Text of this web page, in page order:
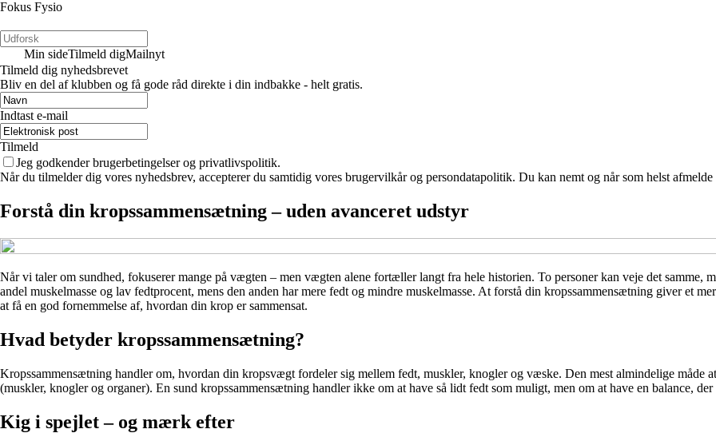
Fokus Fysio
Min sideTilmeld digMailnyt
Tilmeld dig nyhedsbrevet
Bliv en del af klubben og få gode råd direkte i din indbakke - helt gratis.
Indtast e-mail
Tilmeld
Jeg godkender brugerbetingelser og privatlivspolitik.
Når du tilmelder dig vores nyhedsbrev, accepterer du samtidig vores brugervilkår og persondatapolitik. Du kan nemt og når som helst
Forstå din kropssammensætning – uden avanceret udstyr
Når vi taler om sundhed, fokuserer mange på vægten – men vægten alene fortæller langt fra hele historien. To personer kan veje det samme,
andel muskelmasse og lav fedtprocent, mens den anden har mere fedt og mindre muskelmasse. At forstå din kropssammensætning giver et
at få en god fornemmelse af, hvordan din krop er sammensat.
Hvad betyder kropssammensætning?
Kropssammensætning handler om, hvordan din kropsvægt fordeler sig mellem fedt, muskler, knogler og væske. Den mest almindelige måde
(muskler, knogler og organer). En sund kropssammensætning handler ikke om at have så lidt fedt som muligt, men om at have en balance,
Kig i spejlet – og mærk efter